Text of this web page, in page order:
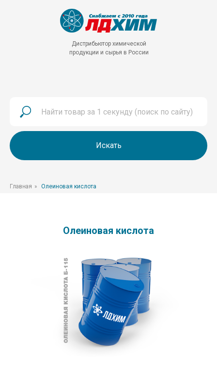
Дистрибьютор химической
продукции и сырья в России
Искать
Главная » Олеиновая кислота
Олеиновая кислота